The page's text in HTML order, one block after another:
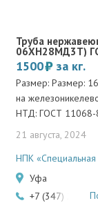
Труба
06ХН28МД3Т)
1500 за кг.
Размер: Размер:
на
НТД: ГОСТ 11068-
21 августа, 2024
НПК
Уфа
+7 (347) 200-